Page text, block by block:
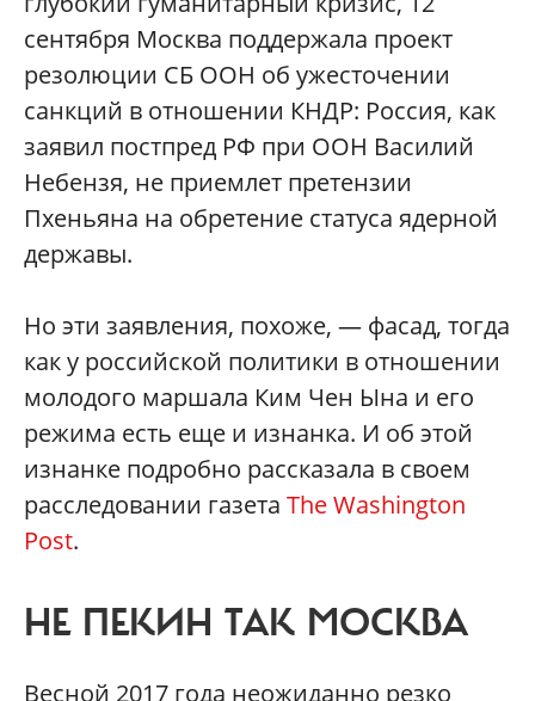
сентября Москва поддержала проект
резолюции СБ ООН об ужесточении
санкций в отношении КНДР: Россия, как
заявил постпред РФ при ООН Василий
Небензя, не приемлет претензии
Пхеньяна на обретение статуса ядерной
державы.
Но эти заявления, похоже, — фасад, тогда
как у российской политики в отношении
молодого маршала Ким Чен Ына и его
режима есть еще и изнанка. И об этой
изнанке подробно рассказала в своем
расследовании газета The Washington
Post.
НЕ ПЕКИН ТАК МОСКВА
Весной 2017 года неожиданно резко